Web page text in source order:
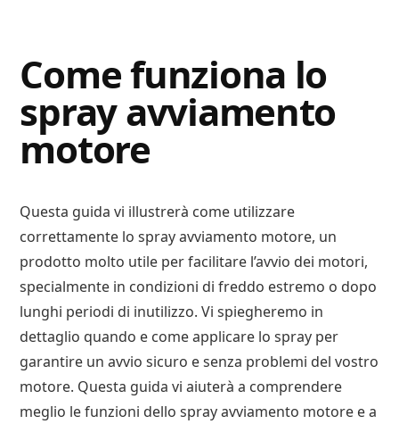
Advisory
Come funziona lo
spray avviamento
motore
Questa guida vi illustrerà come utilizzare
correttamente lo spray avviamento motore, un
prodotto molto utile per facilitare l’avvio dei motori,
specialmente in condizioni di freddo estremo o dopo
lunghi periodi di inutilizzo. Vi spiegheremo in
dettaglio quando e come applicare lo spray per
garantire un avvio sicuro e senza problemi del vostro
motore. Questa guida vi aiuterà a comprendere
meglio le funzioni dello spray avviamento motore e a